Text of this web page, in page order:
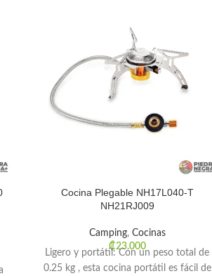
Cocina Plegable NH17L040-T
NH21RJ009
Camping, Cocinas
₡23.000
Ligero y portátil: Con un peso total de
0.25 kg , esta cocina portátil es fácil de